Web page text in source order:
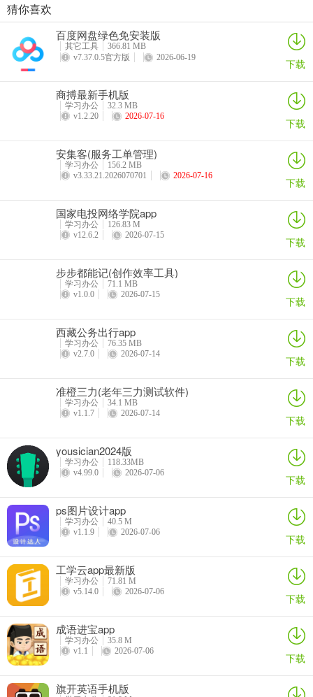
3、【趣味教学模式】
讲课方式，贴近生活，增加学习趣味性
4、【学习轨迹分析】
每天统计分析学习情况，充分了解到每天、每月
的学习进度，稳固掌握知识点
常见问题
如何查看我的订单？
以及［个人中心］下拉中的［我的订单］也可以哦
买错了，如何退款？
首先，我们的退款制度是购买三日之内才能申请退款，三日之后是不
给予退款处理的。且客服人员发现您是经常退款的用户，没有足够的
理由我们一般是不会给予退款的哦！
如若您真的有错误购买的情况明清进入我的订单栏目，找到［支付成
功订单］，点击对应订单下方的［申请退款］，并详细填写退款原
因，客服将在三个工作日之内，给予退款审核。退款申请成功后，可
我没有超级币可以直接购买吗？
平台支持多种支付方式，没有超级币可选择用第三方支付直接支付
我的积分从哪可以获得？
平台的设计规范的积分体制，在［任务中心］有基本的积分来源列
更新日志
v3.6.7版本
分享bug修复
v3.6.0版本
作业功能升级，支持同步课
v3.5.4版本
优化体验，增强稳定性。
v3.5.3版本
作业功能升级，支持同步课
v3.5.1版本
修复FM部分音频播放bug
v3.4.8版本
1、作业功能优化支持同步课程
西藏公务出行app
详情
准橙三力(老年三力测试软件)
详情
绿联私有云官方版
智能廊下莲湘客户端
猜你喜欢
百度网盘绿色免安装版
其它工具
366.81 MB
v7.37.0.5官方版
2026-06-19 下载
商搏最新手机版
学习办公
32.3 MB
v1.2.20
2026-07-16 下载
安集客(服务工单管理)
学习办公
156.2 MB
v3.33.21.2026070701
2026-07-16 下载
国家电投网络学院app
学习办公
126.83 M
v12.6.2
2026-07-15 下载
步步都能记(创作效率工具)
学习办公
71.1 MB
v1.0.0
2026-07-15 下载
西藏公务出行app
学习办公
76.35 MB
v2.7.0
2026-07-14 下载
准橙三力(老年三力测试软件)
学习办公
34.1 MB
v1.1.7
2026-07-14 下载
yousician2024版
学习办公
118.33MB
v4.99.0
2026-07-06 下载
ps图片设计app
学习办公
40.5 M
v1.1.9
2026-07-06 下载
工学云app最新版
学习办公
71.81 M
v5.14.0
2026-07-06 下载
成语进宝app
学习办公
35.8 M
v1.1
2026-07-06 下载
旗开英语手机版